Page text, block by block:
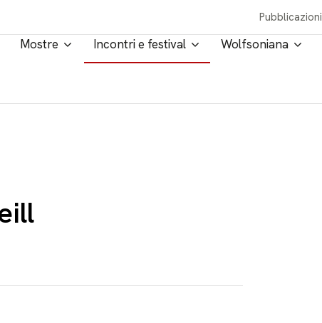
Pubblicazioni
Mostre Incontri e festival Wolfsoniana